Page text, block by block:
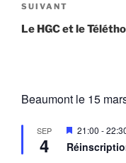
Article
suivant
SUIVANT
Le HGC et le
Beaumont le 15
SEP
4
M
i
s
21:00 -